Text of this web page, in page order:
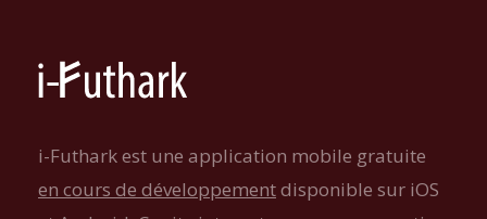
i-Futhark est une application mobile gratuite
en cours de développementdisponible sur iOS